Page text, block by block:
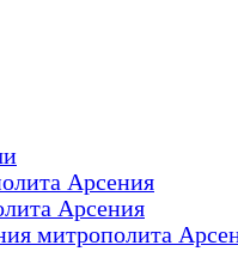
Арсения
Арсения
митрополита